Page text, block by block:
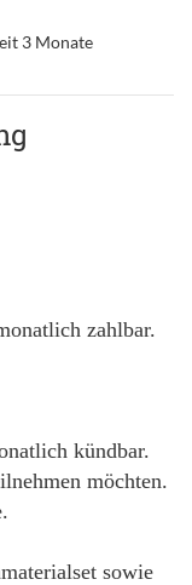
3 Monate
zahlbar.
kündbar.
möchten.
sowie